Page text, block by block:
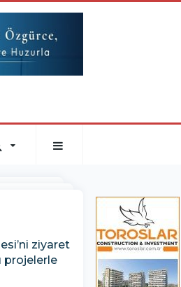
ziyaret
projelerle